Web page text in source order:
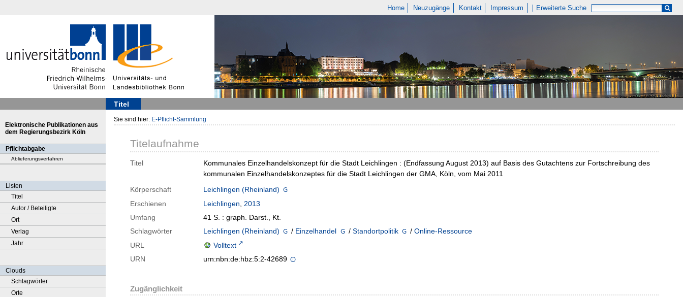
Home Neuzugänge Kontakt Impressum Erweiterte Suche
Titel
Elektronische Publikationen aus
dem Regierungsbezirk Köln
Pflichtabgabe
Ablieferungsverfahren
Listen
Titel
Autor / Beteiligte
Ort
Verlag
Jahr
Clouds
Schlagwörter
Orte
Sie sind hier: E-Pflicht-Sammlung
Titelaufnahme
Titel
Kommunales Einzelhandelskonzept für die Stadt Leichlingen : (Endfassung August 2013) auf Basis des Gutachtens zur Fortschreibung des
kommunalen Einzelhandelskonzeptes für die Stadt Leichlingen der GMA, Köln, vom Mai 2011
Körperschaft
Leichlingen (Rheinland)
Erschienen
Leichlingen, 2013
Umfang
41 S. : graph. Darst., Kt.
Schlagwörter
Leichlingen (Rheinland) / Einzelhandel / Standortpolitik / Online-Ressource
URL
Volltext
URN
urn:nbn:de:hbz:5:2-42689
Zugänglichkeit